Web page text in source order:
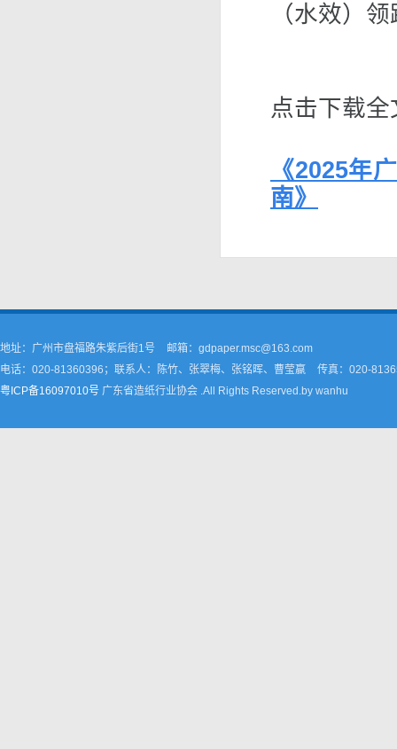
（水效）
点击下载全
《2025年
南》
地址：广州市盘福路朱紫后街1号
邮箱：gdpaper.msc@163.com
电话：020-81360396；联系人：陈竹、张翠梅、张铭晖、曹莹嬴
传真：020-
粤ICP备16097010号 广东省造纸行业协会 .All Rights Reserved.by wanhu